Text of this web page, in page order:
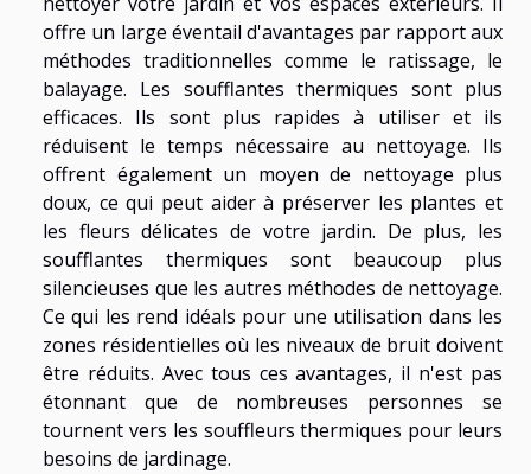
offre un large éventail d'avantages par rapport aux
méthodes traditionnelles comme le ratissage, le
balayage. Les soufflantes thermiques sont plus
efficaces. Ils sont plus rapides à utiliser et ils
réduisent le temps nécessaire au nettoyage. Ils
offrent également un moyen de nettoyage plus
doux, ce qui peut aider à préserver les plantes et
les fleurs délicates de votre jardin. De plus, les
soufflantes thermiques sont beaucoup plus
silencieuses que les autres méthodes de nettoyage.
Ce qui les rend idéals pour une utilisation dans les
zones résidentielles où les niveaux de bruit doivent
être réduits. Avec tous ces avantages, il n'est pas
étonnant que de nombreuses personnes se
tournent vers les souffleurs thermiques pour leurs
besoins de jardinage.